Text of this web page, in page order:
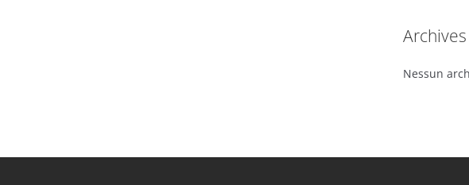
Archives
Nessun